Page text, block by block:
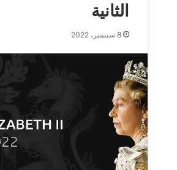
الثانية
8 سبتمبر، 2022